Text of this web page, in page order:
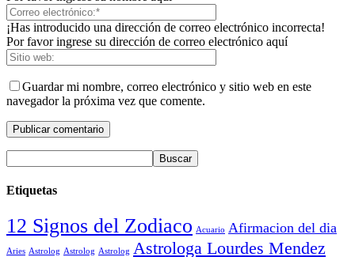
¡Has introducido una dirección de correo electrónico incorrecta!
Por favor ingrese su dirección de correo electrónico aquí
Guardar mi nombre, correo electrónico y sitio web en este
navegador la próxima vez que comente.
Etiquetas
12 Signos del Zodiaco Acuario Afirmacion del dia
Aries Astrolog Astrolog Astrolog Astrologa Lourdes Mendez